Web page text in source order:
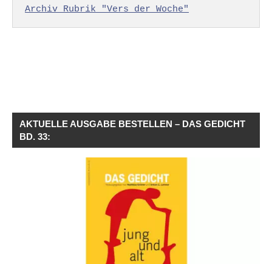
Archiv Rubrik "Vers der Woche"
AKTUELLE AUSGABE BESTELLEN – DAS GEDICHT
BD. 33: